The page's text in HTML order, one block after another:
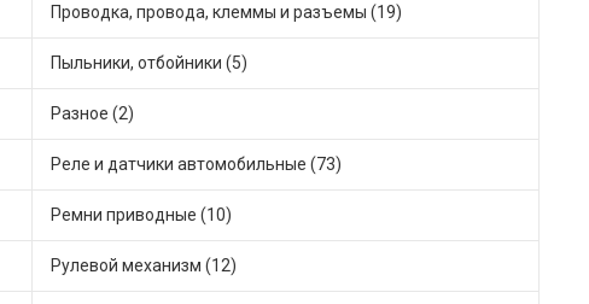
Проводка, провода, клеммы и разъемы (19)
Пыльники, отбойники (5)
Разное (2)
Реле и датчики автомобильные (73)
Ремни приводные (10)
Рулевой механизм (12)